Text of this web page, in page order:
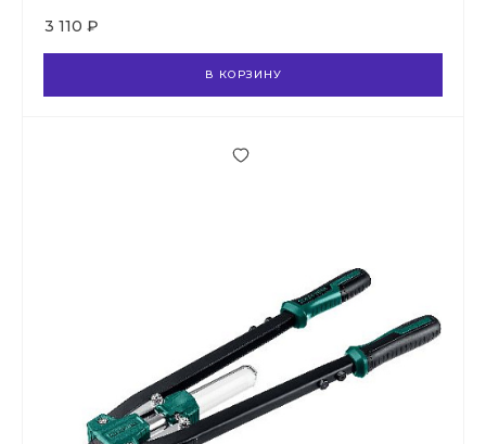
3 110 ₽
В КОРЗИНУ